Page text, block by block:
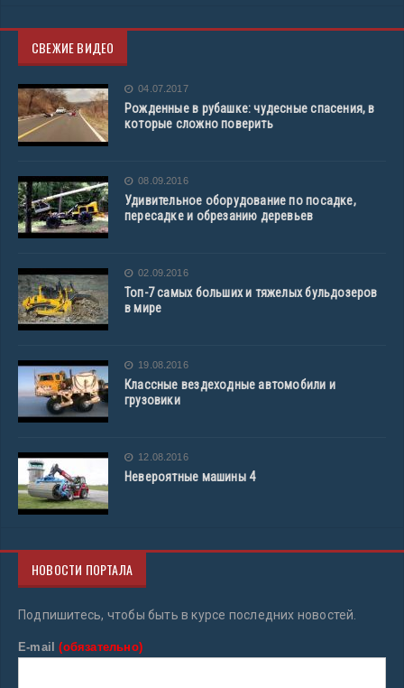
СВЕЖИЕ ВИДЕО
04.07.2017
Рожденные в рубашке: чудесные спасения, в
которые сложно поверить
08.09.2016
Удивительное оборудование по посадке,
пересадке и обрезанию деревьев
02.09.2016
Топ-7 самых больших и тяжелых бульдозеров
в мире
19.08.2016
Классные вездеходные автомобили и
грузовики
12.08.2016
Невероятные машины 4
НОВОСТИ ПОРТАЛА
Подпишитесь, чтобы быть в курсе последних новостей.
E-mail(обязательно)